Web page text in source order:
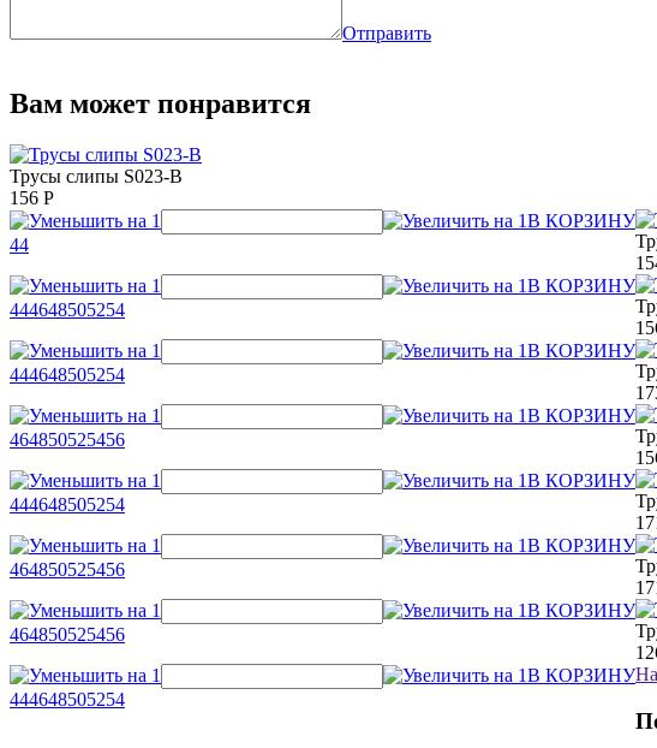
Отправить
Вам может понравится
Трусы слипы S023-B
156 Р
В КОРЗИНУ
44
В КОРЗИНУ
444648505254
В КОРЗИНУ
444648505254
В КОРЗИНУ
464850525456
В КОРЗИНУ
444648505254
В КОРЗИНУ
464850525456
В КОРЗИНУ
464850525456
В КОРЗИНУ
444648505254